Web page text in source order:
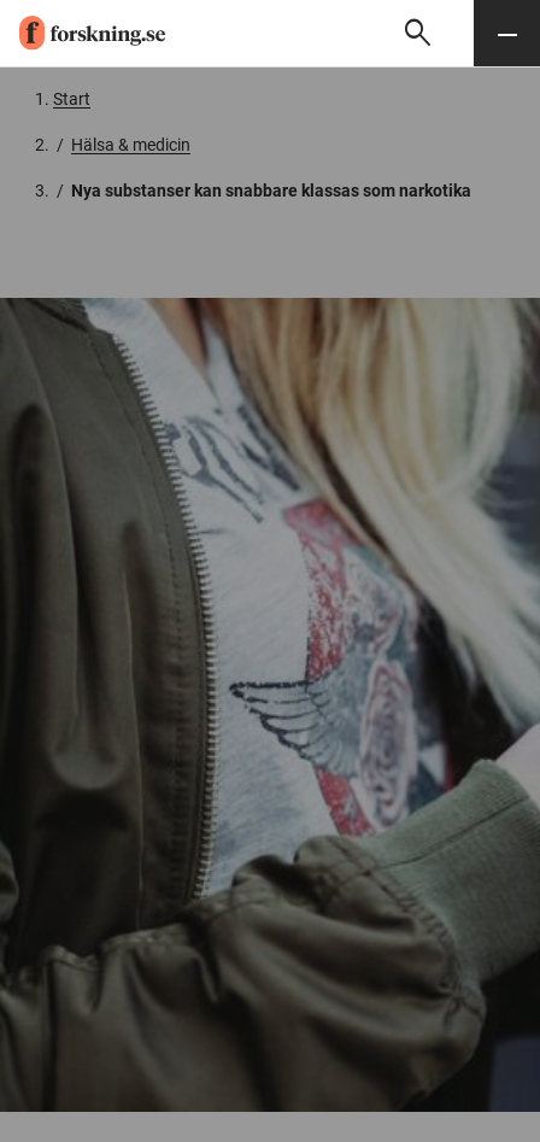
Söksearch Meny
Start
/ Hälsa & medicin
/ Nya substanser kan snabbare klassas som narkotika